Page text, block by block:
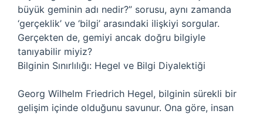
büyük geminin adı nedir?” sorusu, aynı zamanda
‘gerçeklik’ ve ‘bilgi’ arasındaki ilişkiyi sorgular.
Gerçekten de, gemiyi ancak doğru bilgiyle
tanıyabilir miyiz?
Bilginin Sınırlılığı: Hegel ve Bilgi Diyalektiği
Georg Wilhelm Friedrich Hegel, bilginin sürekli bir
gelişim içinde olduğunu savunur. Ona göre, insan